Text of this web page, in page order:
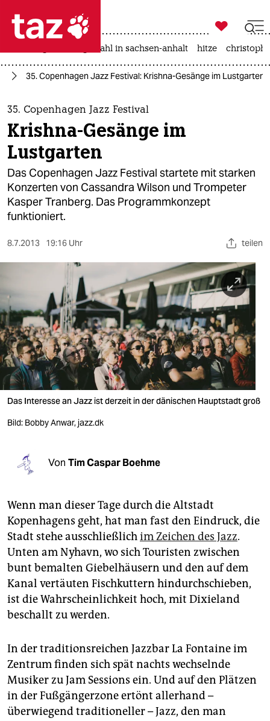
 taz zahl ich
taz zahl ich
themen
politik
öko
gesellschaft
kultur
sport
nord
wahrheit
verlag
verlag
veranstaltungen
shop
unterstützen
genossenschaft
epaper login

taz zahl ich
landtagswahl in sachsen-anhalt hitze
35. Copenhagen Jazz Festival: Krishna-Gesänge im Lustgarten
35. Copenhagen Jazz Festival
Krishna-Gesänge im
Lustgarten
Das Copenhagen Jazz Festival startete mit starken
Konzerten von Cassandra Wilson und Trompeter
Kasper Tranberg. Das Programmkonzept
funktioniert.
8.7.2013 19:16 Uhr teilen
Das Interesse an Jazz ist derzeit in der dänischen Hauptstadt groß
Bild: Bobby Anwar, jazz.dk
Von Tim Caspar Boehme
Wenn man dieser Tage durch die Altstadt
Kopenhagens geht, hat man fast den Eindruck, die
Stadt stehe ausschließlichim Zeichen des Jazz.
Unten am Nyhavn, wo sich Touristen zwischen
bunt bemalten Giebelhäusern und den auf dem
Kanal vertäuten Fischkuttern hindurchschieben,
ist die Wahrscheinlichkeit hoch, mit Dixieland
beschallt zu werden.
In der traditionsreichen Jazzbar La Fontaine im
Zentrum finden sich spät nachts wechselnde
Musiker zu Jam Sessions ein. Und auf den Plätzen
in der Fußgängerzone ertönt allerhand –
überwiegend traditioneller – Jazz, den man